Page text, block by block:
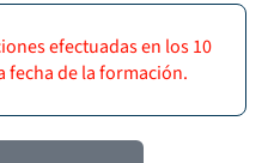
efectuadas en los 10
fecha de la formación.